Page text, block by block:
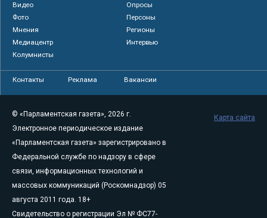
Видео
Опросы
Фото
Персоны
Мнения
Регионы
Медиацентр
Интервью
Колумнисты
Контакты Реклама Вакансии
© «Парламентская газета», 2026 г.
Электронное периодическое издание
«Парламентская газета» зарегистрировано в
Федеральной службе по надзору в сфере
связи, информационных технологий и
массовых коммуникаций (Роскомнадзор) 05
августа 2011 года. 18+
Свидетельство о регистрации Эл № ФС77-
Карта сайта